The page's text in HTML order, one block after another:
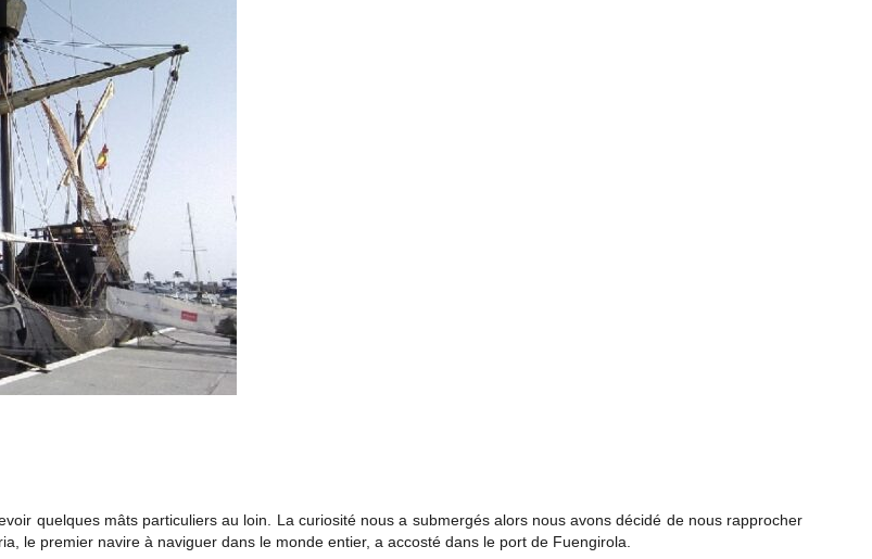
quelques mâts particuliers au loin. La curiosité nous a submergés alors nous avons décidé de nous rapprocher
le premier navire à naviguer dans le monde entier, a accosté dans le port de Fuengirola.